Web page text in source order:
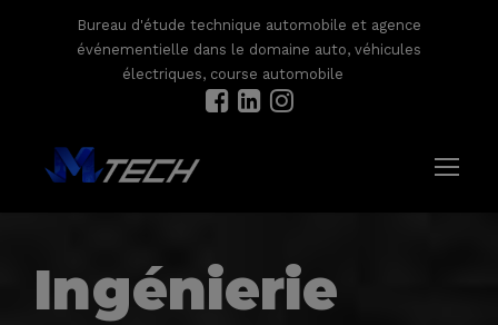
Bureau d'étude technique automobile et agence
événementielle dans le domaine auto, véhicules
électriques, course automobile
Ingénierie